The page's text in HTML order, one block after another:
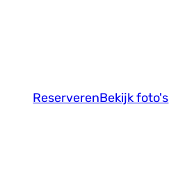
ReserverenBekijk foto's